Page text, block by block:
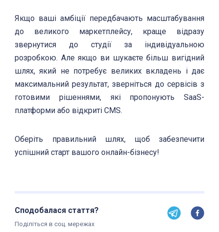
Якщо ваші амбіції передбачають масштабування
до великого маркетплейсу, краще відразу
звернутися до студії за індивідуальною
розробкою. Але якщо ви шукаєте більш вигідний
шлях, який не потребує великих вкладень і дає
максимальний результат, зверніться до сервісів з
готовими рішеннями, які пропонують SaaS-
платформи або відкриті CMS.
Оберіть правильний шлях, щоб забезпечити
успішний старт вашого онлайн-бізнесу!
Сподобалася стаття?
Поділіться в соц. мережах